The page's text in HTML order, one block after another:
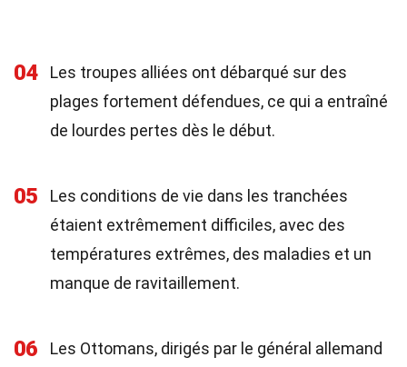
04
Les troupes alliées ont débarqué sur des
plages fortement défendues, ce qui a entraîné
de lourdes pertes dès le début.
05
Les conditions de vie dans les tranchées
étaient extrêmement difficiles, avec des
températures extrêmes, des maladies et un
manque de ravitaillement.
06
Les Ottomans, dirigés par le général allemand